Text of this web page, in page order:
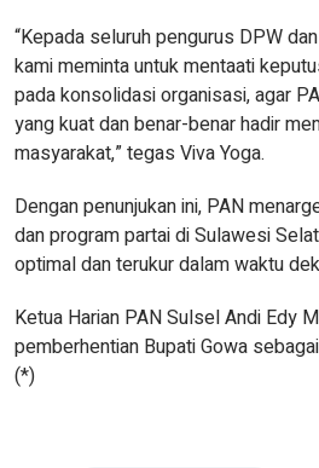
“Kepada seluruh pengurus DPW
kami meminta untuk mentaati
pada konsolidasi organisasi, agar
yang kuat dan benar-benar hadir
masyarakat,” tegas Viva Yoga.
Dengan penunjukan ini, PAN
dan program partai di Sulawesi
optimal dan terukur dalam waktu
Ketua Harian PAN Sulsel Andi Edy
pemberhentian Bupati Gowa
(*)